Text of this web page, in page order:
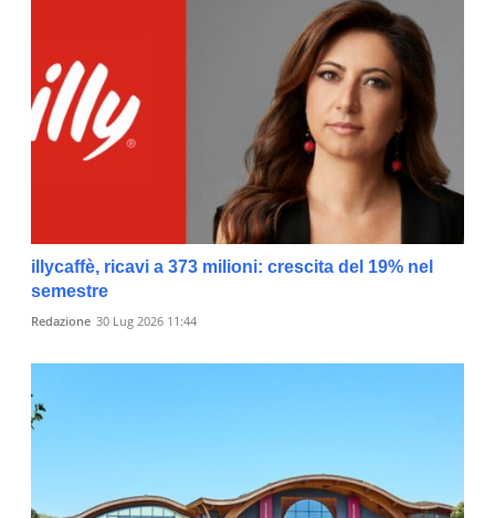
illycaffè, ricavi a 373 milioni: crescita del 19% nel
semestre
Redazione 30 Lug 2026 11:44